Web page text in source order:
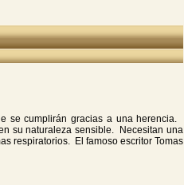
se cumplirán gracias a una herencia.
su naturaleza sensible. Necesitan una
respiratorios. El famoso escritor Tomas